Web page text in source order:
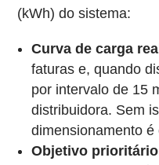
(kWh) do sistema:
Curva de carga
faturas e, quando
por intervalo de 15
distribuidora. Sem
dimensionamento
Objetivo